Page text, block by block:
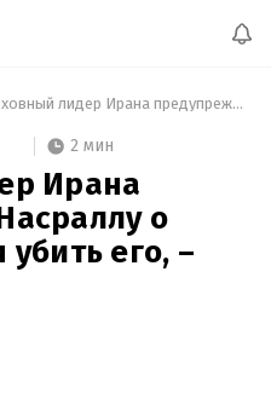
Верховный лидер Ирана предупреждал Насраллу о планах Израиля убить его, – Reuters
2 мин
Ирана
о
его, –